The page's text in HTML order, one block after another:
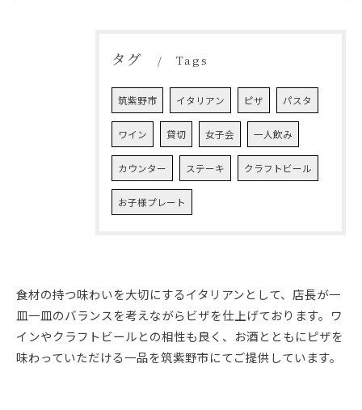
タグ Tags
筑紫野市 イタリアン ピザ パスタ
ワイン 貸切 女子会 一人飲み
カウンター ステーキ クラフトビール
お子様プレート
食材の持つ味わいを大切にするイタリアンとして、店長が一
皿一皿のバランスを考えながらビザを仕上げております。ワ
インやクラフトビールとの相性も良く、お酒とともにピザを
味わっていただける一品を筑紫野市にてご提供しています。
ご予約はこちら